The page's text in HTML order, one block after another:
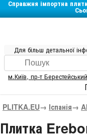
Справжня імпортна
Для більш детальної
м.Київ, пр-т
PLITKA.EU→ Іспанія→
Плитка